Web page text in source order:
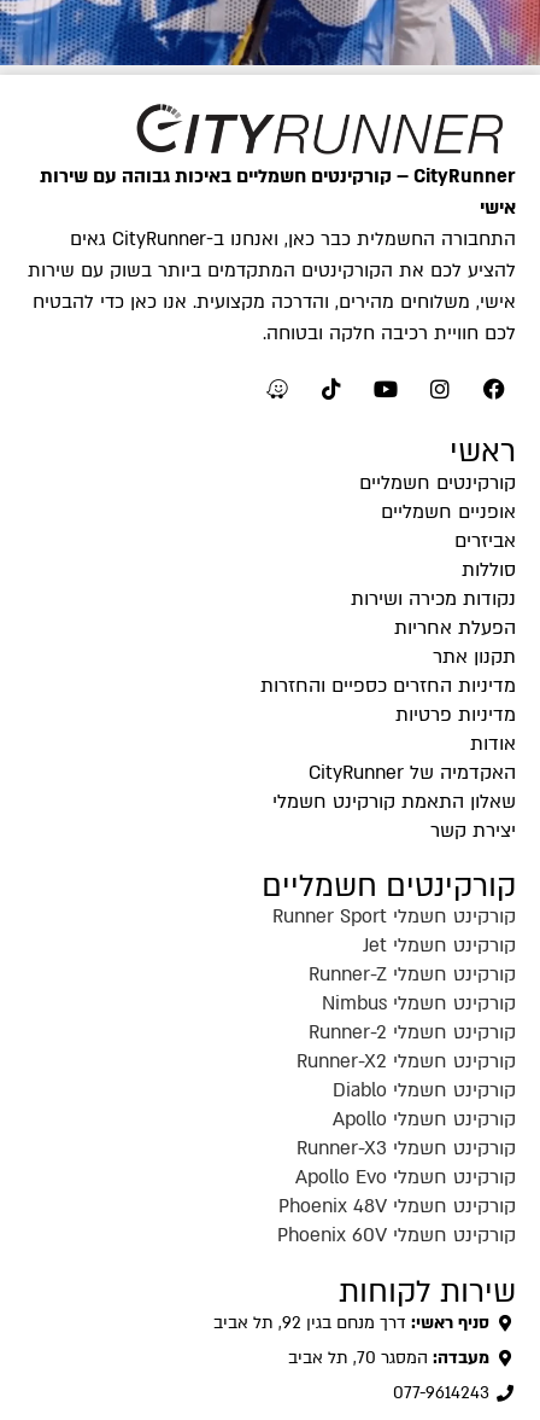
CityRunner – קורקינטים חשמליים באיכות גבוהה עם שירות
אישי
התחבורה החשמלית כבר כאן, ואנחנו ב-CityRunner גאים
להציע לכם את הקורקינטים המתקדמים ביותר בשוק עם שירות
אישי, משלוחים מהירים, והדרכה מקצועית. אנו כאן כדי להבטיח
לכם חוויית רכיבה חלקה ובטוחה.
ראשי
קורקינטים חשמליים
אופניים חשמליים
אביזרים
סוללות
נקודות מכירה ושירות
הפעלת אחריות
תקנון אתר
מדיניות החזרים כספיים והחזרות
מדיניות פרטיות
אודות
האקדמיה של CityRunner
שאלון התאמת קורקינט חשמלי
יצירת קשר
קורקינטים חשמליים
קורקינט חשמלי Runner Sport
קורקינט חשמלי Jet
קורקינט חשמלי Runner-Z
קורקינט חשמלי Nimbus
קורקינט חשמלי Runner-2
קורקינט חשמלי Runner-X2
קורקינט חשמלי Diablo
קורקינט חשמלי Apollo
קורקינט חשמלי Runner-X3
קורקינט חשמלי Apollo Evo
קורקינט חשמלי Phoenix 48V
קורקינט חשמלי Phoenix 60V
שירות לקוחות
סניף ראשי: דרך מנחם בגין 92, תל אביב
מעבדה: המסגר 70, תל אביב
077-9614243